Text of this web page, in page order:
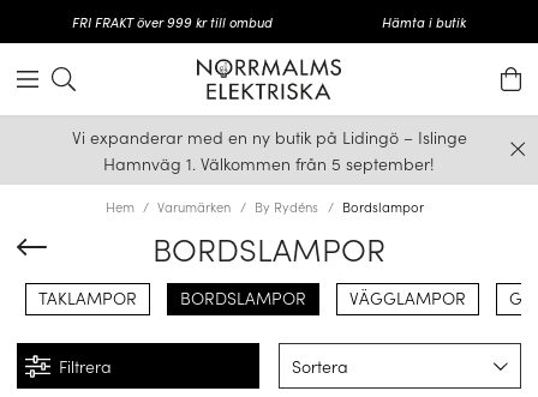
FRI FRAKT över 999 kr till ombud Hämta i butik
Vi expanderar med en ny butik på Lidingö – Islinge
Hamnväg 1. Välkommen från 5 september!
Hem Varumärken By Rydéns Bordslampor
BORDSLAMPOR
TAKLAMPOR BORDSLAMPOR VÄGGLAMPOR
Filtrera Sortera